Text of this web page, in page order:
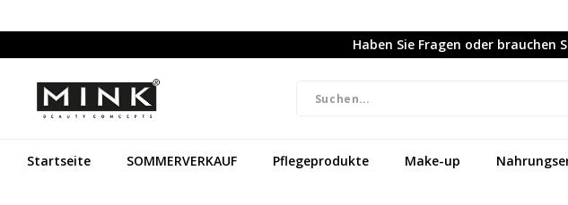
Haben Sie Fragen oder brauchen
Startseite SOMMERVERKAUF Pflegeprodukte Make-up